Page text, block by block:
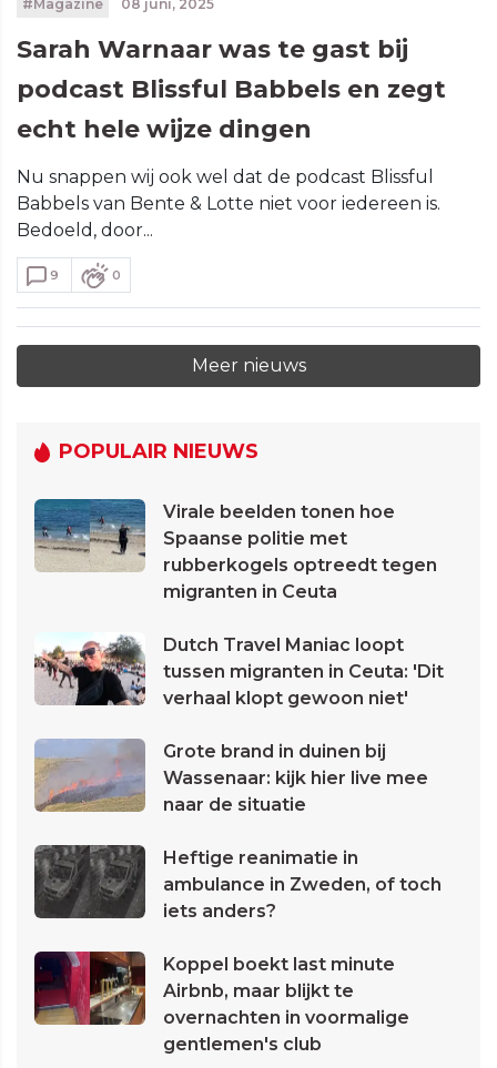
#Magazine 08 juni, 2025
Sarah Warnaar was te gast bij
podcast Blissful Babbels en zegt
echt hele wijze dingen
Nu snappen wij ook wel dat de podcast Blissful
Babbels van Bente & Lotte niet voor iedereen is.
Bedoeld, door...
9 0
Meer nieuws
POPULAIR NIEUWS
Virale beelden tonen hoe
Spaanse politie met
rubberkogels optreedt tegen
migranten in Ceuta
Dutch Travel Maniac loopt
tussen migranten in Ceuta: 'Dit
verhaal klopt gewoon niet'
Grote brand in duinen bij
Wassenaar: kijk hier live mee
naar de situatie
Heftige reanimatie in
ambulance in Zweden, of toch
iets anders?
Koppel boekt last minute
Airbnb, maar blijkt te
overnachten in voormalige
gentlemen's club